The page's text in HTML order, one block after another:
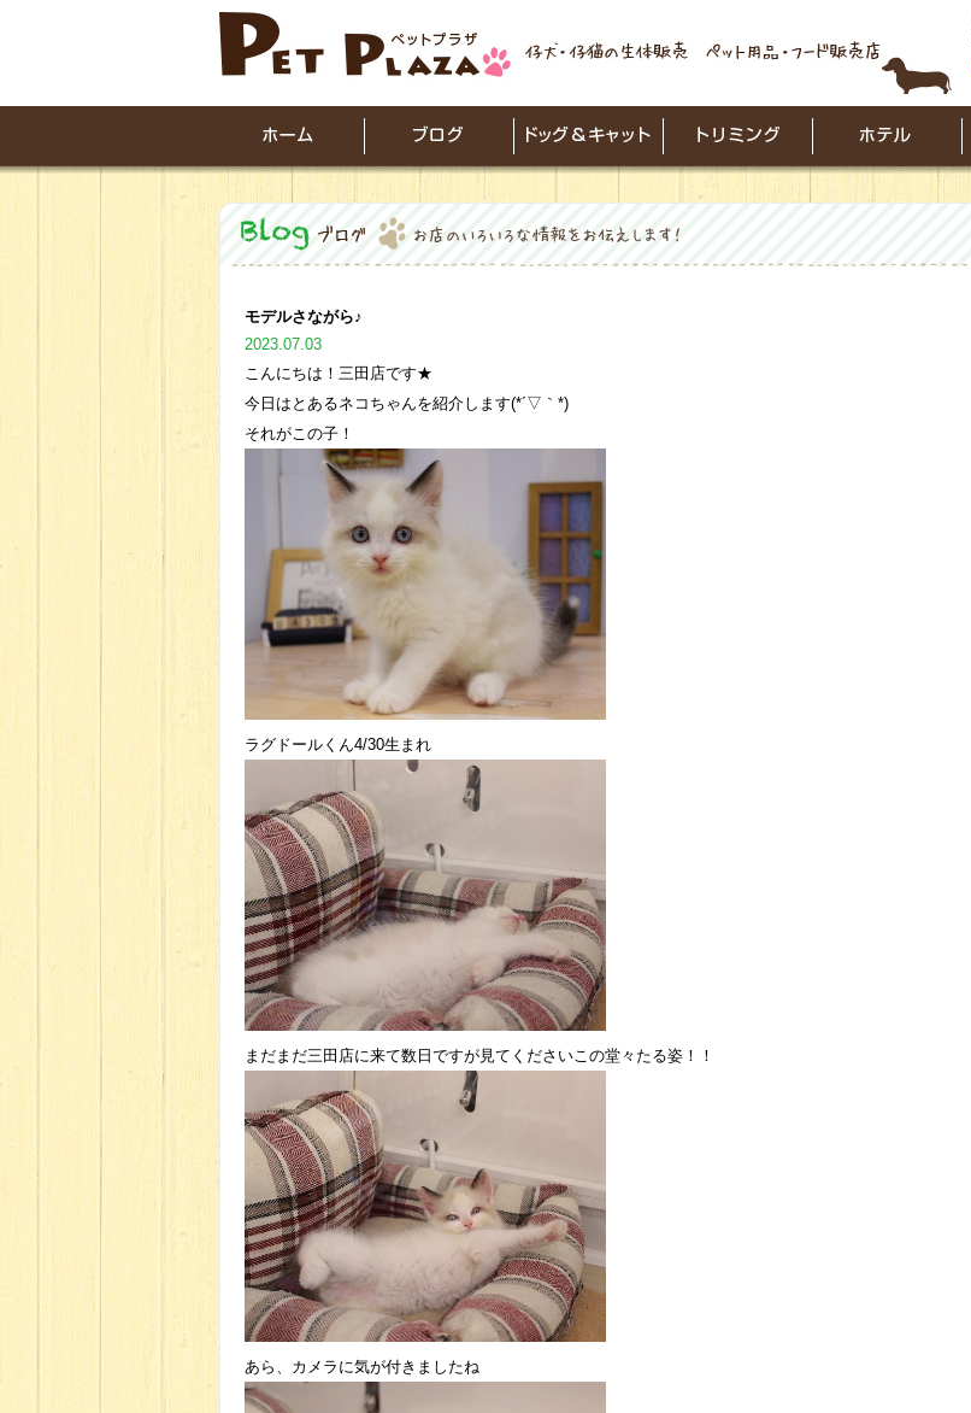
モデルさながら♪
2023.07.03
こんにちは！三田店です★
今日はとあるネコちゃんを紹介します(*´▽｀*)
それがこの子！
ラグドールくん4/30生まれ
まだまだ三田店に来て数日ですが見てくださいこの堂々たる姿！！
あら、カメラに気が付きましたね